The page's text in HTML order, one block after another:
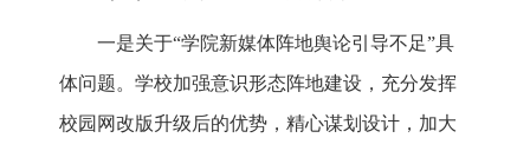
一是关于“学院新媒体阵地舆论引导不足”具
体问题。学校加强意识形态阵地建设，充分发挥
校园网改版升级后的优势，精心谋划设计，加大